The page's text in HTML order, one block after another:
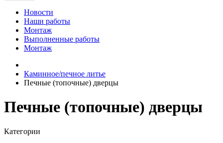
Новости
Наши работы
Монтаж
Выполненные работы
Монтаж
Каминное/печное литье
Печные (топочные) дверцы
Печные (топочные) дверцы
Категории